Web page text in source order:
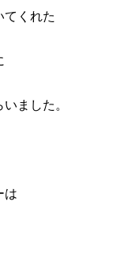
てくれた
ました。
は